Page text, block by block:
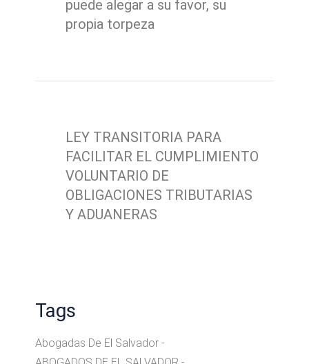
puede alegar a su favor, su
propia torpeza
LEY TRANSITORIA PARA
FACILITAR EL CUMPLIMIENTO
VOLUNTARIO DE
OBLIGACIONES TRIBUTARIAS
Y ADUANERAS
Tags
Abogadas De El Salvador